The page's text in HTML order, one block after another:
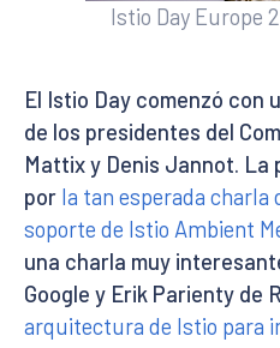
Istio Day Europe
El Istio Day comenzó con
de los presidentes del
Mattix y Denis Jannot. La
por la tan esperada charla
soporte de Istio Ambient
una charla muy
Google y Erik Parienty de
arquitectura de Istio para